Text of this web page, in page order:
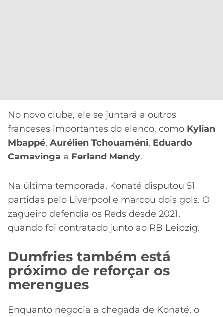
No novo clube, ele se juntará a outros
franceses importantes do elenco, como Kylian
Mbappé, Aurélien Tchouaméni, Eduardo
Camavinga e Ferland Mendy.
Na última temporada, Konaté disputou 51
partidas pelo Liverpool e marcou dois gols. O
zagueiro defendia os Reds desde 2021,
quando foi contratado junto ao RB Leipzig.
Dumfries também está
próximo de reforçar os
merengues
Enquanto negocia a chegada de Konaté, o